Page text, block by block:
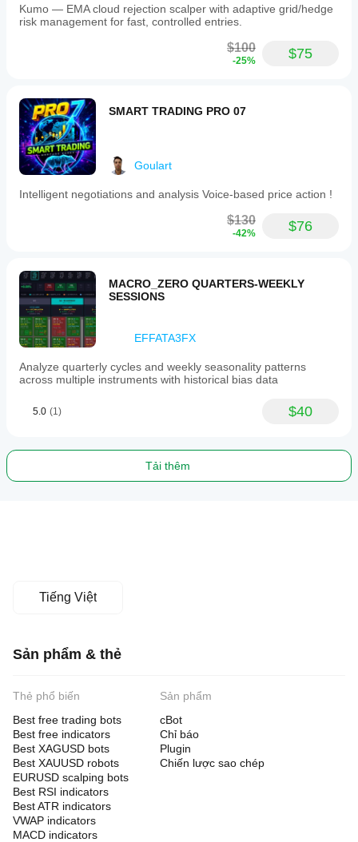
Kumo — EMA cloud rejection scalper with adaptive grid/hedge
risk management for fast, controlled entries.
$100
-25% $75
SMART TRADING PRO 07
Goulart
Intelligent negotiations and analysis Voice-based price action !
$130
-42% $76
MACRO_ZERO QUARTERS-WEEKLY
SESSIONS
EFFATA3FX
Analyze quarterly cycles and weekly seasonality patterns
across multiple instruments with historical bias data
5.0 (1) $40
Tải thêm
Tiếng Việt
Sản phẩm & thẻ
Thẻ phổ biến
Best free trading bots
Best free indicators
Best XAGUSD bots
Best XAUUSD robots
EURUSD scalping bots
Best RSI indicators
Best ATR indicators
VWAP indicators
MACD indicators
Sản phẩm
cBot
Chỉ báo
Plugin
Chiến lược sao chép